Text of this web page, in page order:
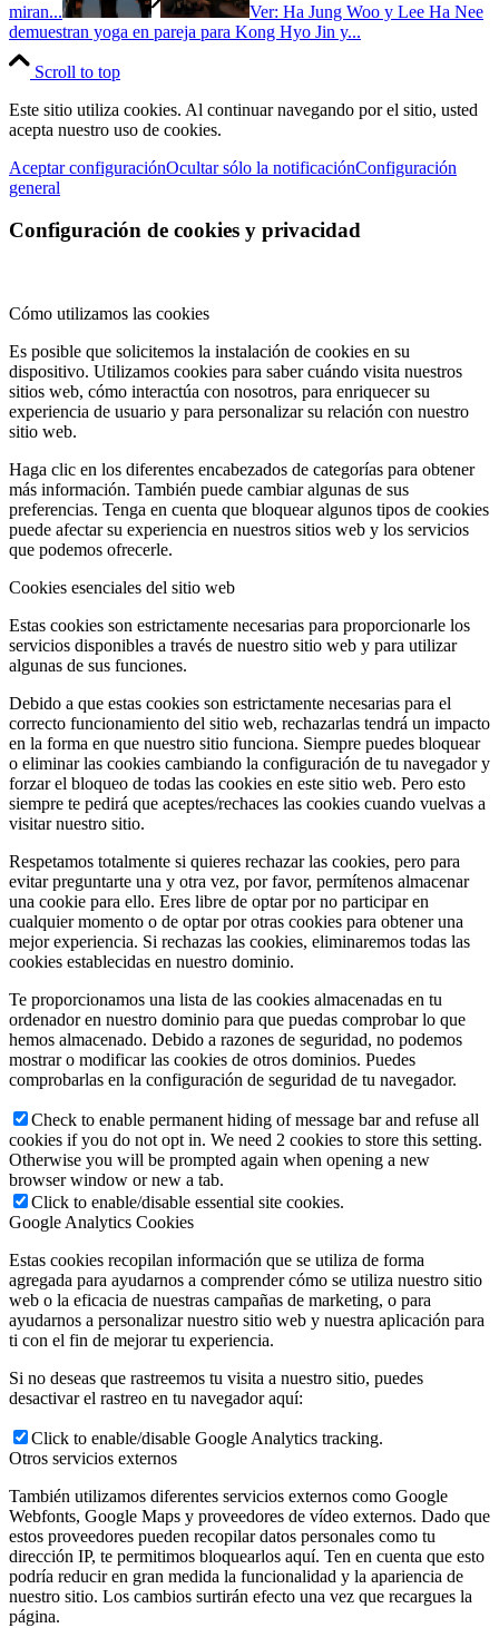
miran...
Ver: Ha Jung Woo y Lee Ha Nee
demuestran yoga en pareja para Kong Hyo Jin y...
Scroll to top
Este sitio utiliza cookies. Al continuar navegando por el sitio, usted
acepta nuestro uso de cookies.
Aceptar configuraciónOcultar sólo la notificaciónConfiguración
general
Configuración de cookies y privacidad
Cómo utilizamos las cookies
Es posible que solicitemos la instalación de cookies en su
dispositivo. Utilizamos cookies para saber cuándo visita nuestros
sitios web, cómo interactúa con nosotros, para enriquecer su
experiencia de usuario y para personalizar su relación con nuestro
sitio web.
Haga clic en los diferentes encabezados de categorías para obtener
más información. También puede cambiar algunas de sus
preferencias. Tenga en cuenta que bloquear algunos tipos de cookies
puede afectar su experiencia en nuestros sitios web y los servicios
que podemos ofrecerle.
Cookies esenciales del sitio web
Estas cookies son estrictamente necesarias para proporcionarle los
servicios disponibles a través de nuestro sitio web y para utilizar
algunas de sus funciones.
Debido a que estas cookies son estrictamente necesarias para el
correcto funcionamiento del sitio web, rechazarlas tendrá un impacto
en la forma en que nuestro sitio funciona. Siempre puedes bloquear
o eliminar las cookies cambiando la configuración de tu navegador y
forzar el bloqueo de todas las cookies en este sitio web. Pero esto
siempre te pedirá que aceptes/rechaces las cookies cuando vuelvas a
visitar nuestro sitio.
Respetamos totalmente si quieres rechazar las cookies, pero para
evitar preguntarte una y otra vez, por favor, permítenos almacenar
una cookie para ello. Eres libre de optar por no participar en
cualquier momento o de optar por otras cookies para obtener una
mejor experiencia. Si rechazas las cookies, eliminaremos todas las
cookies establecidas en nuestro dominio.
Te proporcionamos una lista de las cookies almacenadas en tu
ordenador en nuestro dominio para que puedas comprobar lo que
hemos almacenado. Debido a razones de seguridad, no podemos
mostrar o modificar las cookies de otros dominios. Puedes
comprobarlas en la configuración de seguridad de tu navegador.
Check to enable permanent hiding of message bar and refuse all
cookies if you do not opt in. We need 2 cookies to store this setting.
Otherwise you will be prompted again when opening a new
browser window or new a tab.
Click to enable/disable essential site cookies.
Google Analytics Cookies
Estas cookies recopilan información que se utiliza de forma
agregada para ayudarnos a comprender cómo se utiliza nuestro sitio
web o la eficacia de nuestras campañas de marketing, o para
ayudarnos a personalizar nuestro sitio web y nuestra aplicación para
ti con el fin de mejorar tu experiencia.
Si no deseas que rastreemos tu visita a nuestro sitio, puedes
desactivar el rastreo en tu navegador aquí:
Click to enable/disable Google Analytics tracking.
Otros servicios externos
También utilizamos diferentes servicios externos como Google
Webfonts, Google Maps y proveedores de vídeo externos. Dado que
estos proveedores pueden recopilar datos personales como tu
dirección IP, te permitimos bloquearlos aquí. Ten en cuenta que esto
podría reducir en gran medida la funcionalidad y la apariencia de
nuestro sitio. Los cambios surtirán efecto una vez que recargues la
página.